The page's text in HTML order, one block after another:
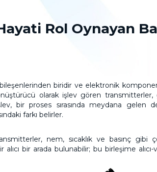
Rol Oynayan
biridir ve elektronik
olarak işlev gören transmitterler,
bir proses sırasında meydana gelen
farkı belirler.
nem, sıcaklık ve basınç gibi
bir arada bulunabilir; bu birleşime alıcı-